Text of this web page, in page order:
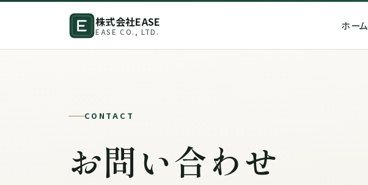
株式会社EASE
EASE CO., LTD. ホーム
CONTACT
お問い合わせ